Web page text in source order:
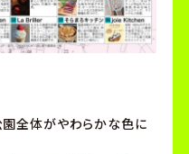
園全体がやわらかな色に